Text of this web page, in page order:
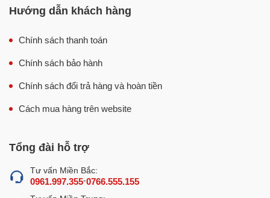
Hướng dẫn khách hàng
Chính sách thanh toán
Chính sách bảo hành
Chính sách đổi trả hàng và hoàn tiền
Cách mua hàng trên website
Tổng đài hỗ trợ
Tư vấn Miền Bắc:
0961.997.355-0766.555.155